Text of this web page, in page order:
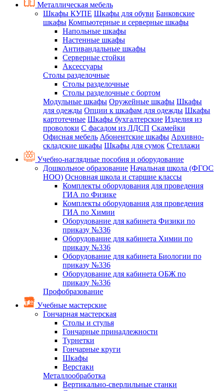
Металлическая мебель
Шкафы КУПЕ Шкафы для обуви Банковские
шкафы Компьютерные и серверные шкафы
Напольные шкафы
Настенные шкафы
Антивандальные шкафы
Серверные стойки
Аксессуары
Столы разделочные
Столы разделочные
Столы разделочные с бортом
Модульные шкафы Оружейные шкафы Шкафы
для одежды Опции к шкафам для одежды Шкафы
картотечные Шкафы бухгалтерские Изделия из
проволоки С фасадом из ЛДСП Скамейки
Офисная мебель Абонентские шкафы Архивно-
складские шкафы Шкафы для сумок Стеллажи
Учебно-наглядные пособия и оборудование
Дошкольное образование Начальная школа (ФГОС
НОО) Основная школа и старшие классы
Комплекты оборудования для проведения
ГИА по Физике
Комплекты оборудования для проведения
ГИА по Химии
Оборудование для кабинета Физики по
приказу №336
Оборудование для кабинета Химии по
приказу №336
Оборудование для кабинета Биологии по
приказу №336
Оборудование для кабинета ОБЖ по
приказу №336
Профобразование
Учебные мастерские
Гончарная мастерская
Столы и стулья
Гончарные принадлежности
Турнетки
Гончарные круги
Шкафы
Верстаки
Металлообработка
Вертикально-сверлильные станки